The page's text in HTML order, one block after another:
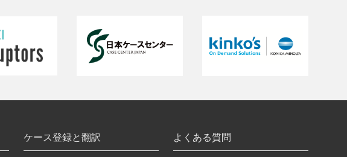
ケース登録と翻訳 よくある質問